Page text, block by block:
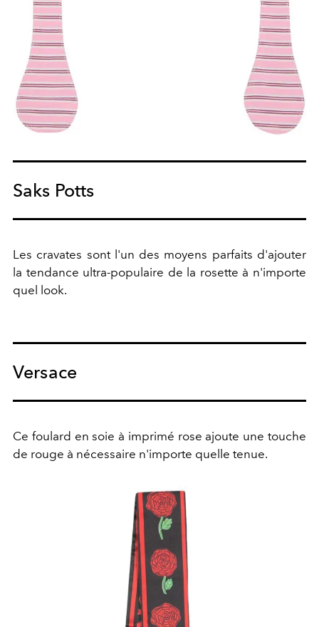
Saks Potts
Les cravates sont l'un des moyens parfaits d'ajouter
la tendance ultra-populaire de la rosette à n'importe
quel look.
Versace
Ce foulard en soie à imprimé rose ajoute une touche
de rouge à nécessaire n'importe quelle tenue.